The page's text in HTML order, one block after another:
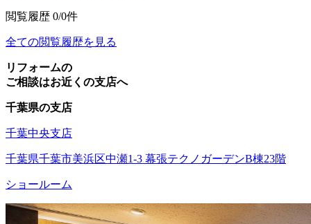
閲覧履歴 0/0件
全ての閲覧履歴を見る
リフォームの
ご相談はお近くの支店へ
千葉県の支店
千葉中央支店
千葉県千葉市美浜区中瀬1-3 幕張テクノガーデンB棟23階
ショールーム